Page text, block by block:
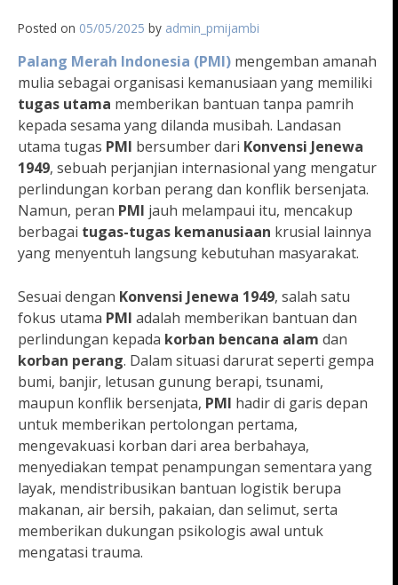
Posted on 05/05/2025 by admin_pmijambi
Palang Merah Indonesia (PMI) mengemban amanah
mulia sebagai organisasi kemanusiaan yang memiliki
tugas utama memberikan bantuan tanpa pamrih
kepada sesama yang dilanda musibah. Landasan
utama tugas PMI bersumber dari Konvensi Jenewa
1949, sebuah perjanjian internasional yang mengatur
perlindungan korban perang dan konflik bersenjata.
Namun, peran PMI jauh melampaui itu, mencakup
berbagai tugas-tugas kemanusiaan krusial lainnya
yang menyentuh langsung kebutuhan masyarakat.
Sesuai dengan Konvensi Jenewa 1949, salah satu
fokus utama PMI adalah memberikan bantuan dan
perlindungan kepada korban bencana alam dan
korban perang. Dalam situasi darurat seperti gempa
bumi, banjir, letusan gunung berapi, tsunami,
maupun konflik bersenjata, PMI hadir di garis depan
untuk memberikan pertolongan pertama,
mengevakuasi korban dari area berbahaya,
menyediakan tempat penampungan sementara yang
layak, mendistribusikan bantuan logistik berupa
makanan, air bersih, pakaian, dan selimut, serta
memberikan dukungan psikologis awal untuk
mengatasi trauma.